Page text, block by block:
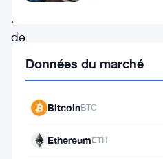
de
base,
ramenant
d’intérêt
Données du marché
BitcoinBTC
EthereumETH